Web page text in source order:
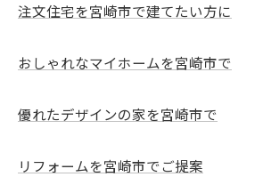
注文住宅を宮崎市で建てたい方に
おしゃれなマイホームを宮崎市で
優れたデザインの家を宮崎市で
リフォームを宮崎市でご提案